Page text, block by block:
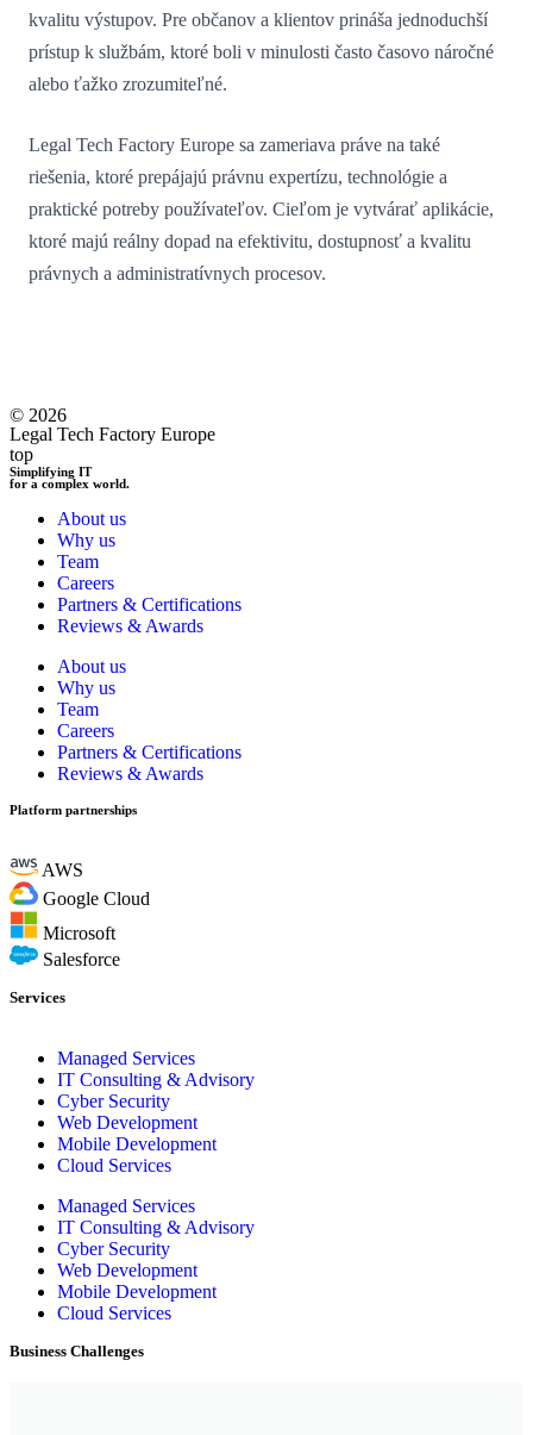
kvalitu výstupov. Pre občanov a klientov prináša jednoduchší
prístup k službám, ktoré boli v minulosti často časovo náročné
alebo ťažko zrozumiteľné.
Legal Tech Factory Europe sa zameriava práve na také
riešenia, ktoré prepájajú právnu expertízu, technológie a
praktické potreby používateľov. Cieľom je vytvárať aplikácie,
ktoré majú reálny dopad na efektivitu, dostupnosť a kvalitu
právnych a administratívnych procesov.
© 2026
Legal Tech Factory Europe
top
Simplifying IT
for a complex world.
About us
Why us
Team
Careers
Partners & Certifications
Reviews & Awards
About us
Why us
Team
Careers
Partners & Certifications
Reviews & Awards
Platform partnerships
AWS
Google Cloud
Microsoft
Salesforce
Services
Managed Services
IT Consulting & Advisory
Cyber Security
Web Development
Mobile Development
Cloud Services
Managed Services
IT Consulting & Advisory
Cyber Security
Web Development
Mobile Development
Cloud Services
Business Challenges